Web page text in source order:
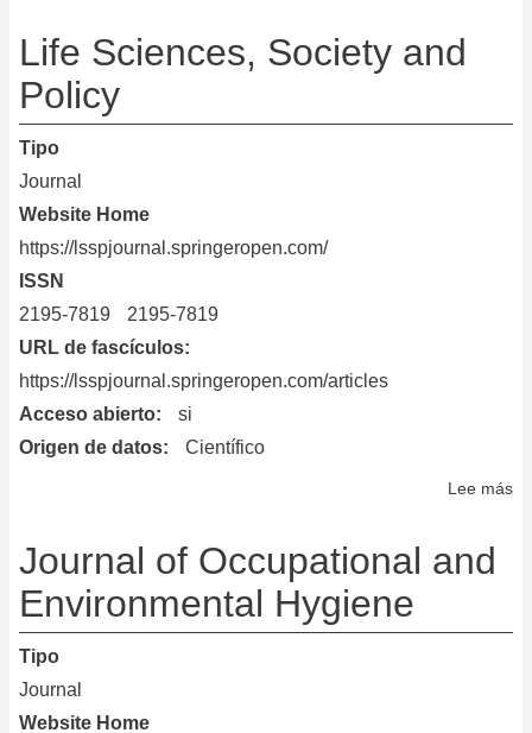
Life Sciences, Society and
Policy
Tipo
Journal
Website Home
https://lsspjournal.springeropen.com/
ISSN
2195-7819
2195-7819
URL de fascículos
https://lsspjournal.springeropen.com/articles
Acceso abierto
si
Origen de datos
Científico
Lee más
Journal of Occupational and
Environmental Hygiene
Tipo
Journal
Website Home